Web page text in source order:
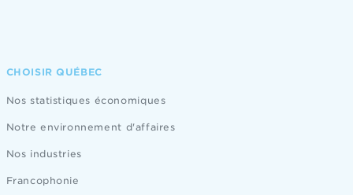
CHOISIR QUÉBEC
Nos statistiques économiques
Notre environnement d'affaires
Nos industries
Francophonie